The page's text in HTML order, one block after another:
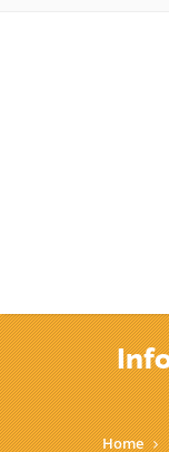
Home